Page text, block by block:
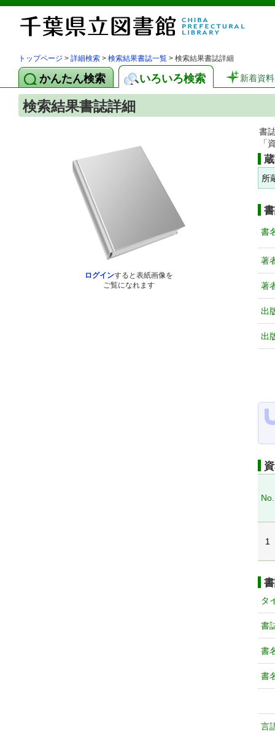
トップページ > 詳細検索 > 検索結果書誌一覧 > 検索結果書誌詳細
かんたん検索 いろいろ検索 新着資料
検索結果書誌詳細
ログインすると表紙画像を
ご覧になれます
書
「
所
書
著
著
出
出
No.
1
タ
書
書
書
言